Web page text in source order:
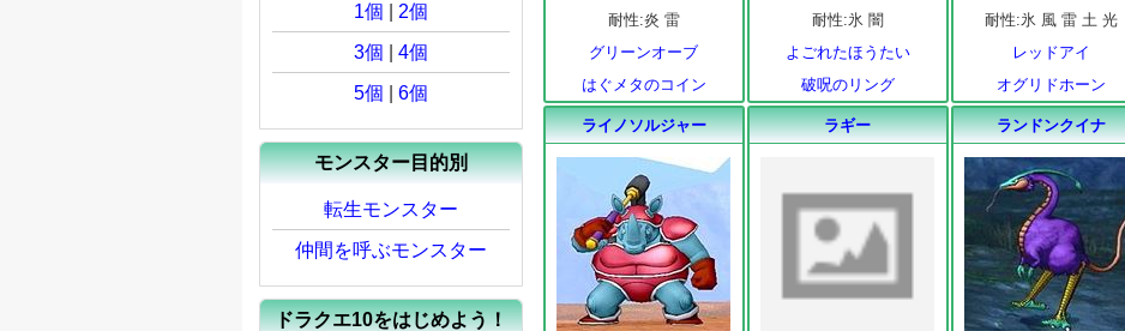
耐性:炎 雷
グリーンオーブ
はぐメタのコイン
耐性:氷 闇
よごれたほうたい
破呪のリング
耐性:氷 風 雷 土 光
レッドアイ
オグリドホーン
ライノソルジャー ラギー ランドンクイナ
1個
2個
3個
4個
5個
6個
モンスター目的別
転生モンスター
仲間を呼ぶモンスター
ドラクエ10をはじめよう！